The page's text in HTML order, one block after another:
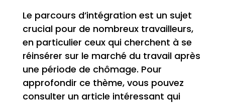
Le parcours d’intégration est un sujet
crucial pour de nombreux travailleurs,
en particulier ceux qui cherchent à se
réinsérer sur le marché du travail après
une période de chômage. Pour
approfondir ce thème, vous pouvez
consulter un article intéressant qui